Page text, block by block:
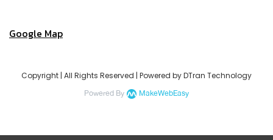
Google Map
Copyright | All Rights Reserved | Powered by DTran Technology
Powered By MakeWebEasy